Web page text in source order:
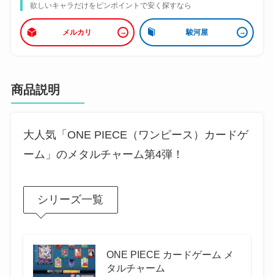
欲しいキャラだけをピンポイントで安く探すなら
メルカリ 駿河屋
商品説明
大人気「ONE PIECE（ワンピース）カードゲ
ーム」のメタルチャーム第4弾！
シリーズ一覧
ONE PIECE カードゲーム メ
タルチャーム